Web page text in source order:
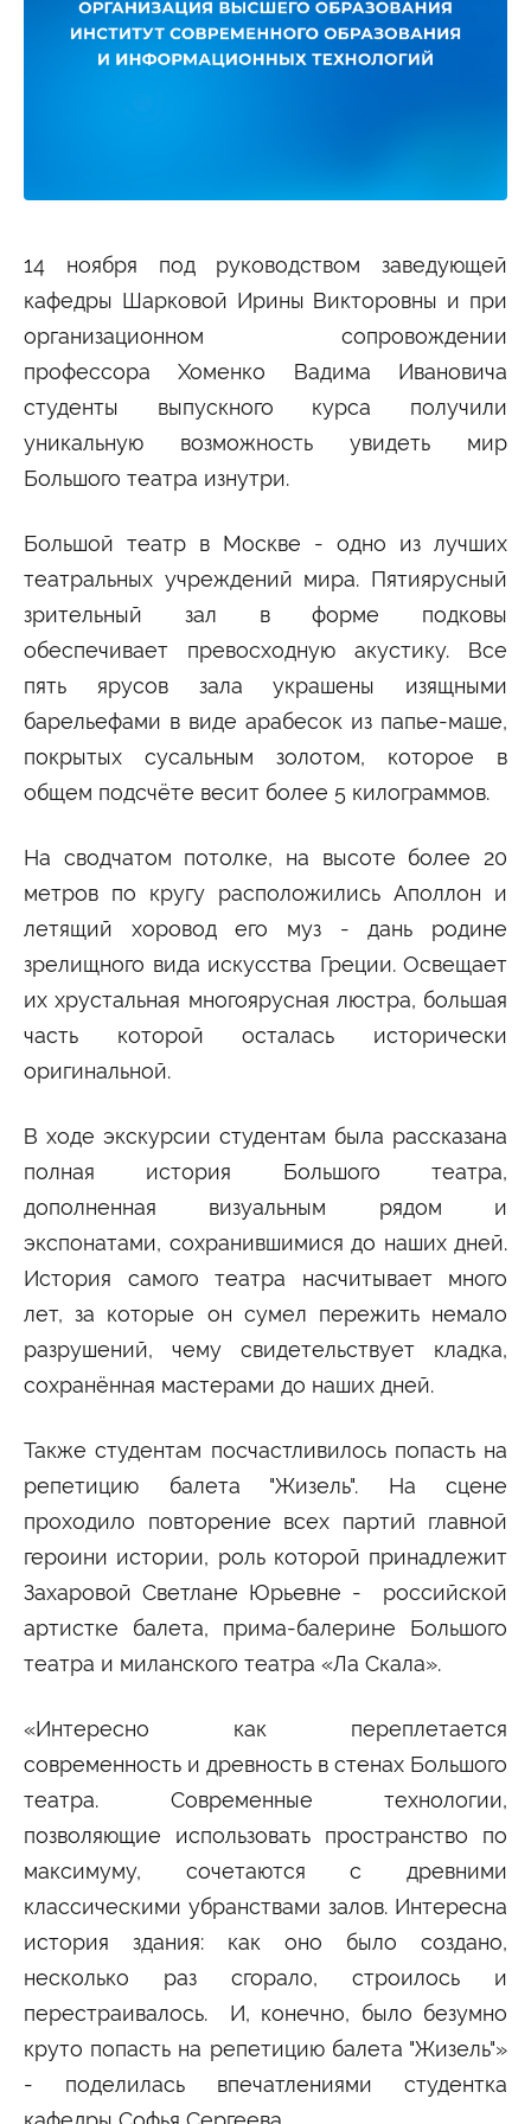
Студенту
Военно-учетный стол Миграционный учет
Библиотека
Статьи
Второе высшее
Формы обучения
Очная форма обучения
Очно-заочная форма обучения
Заочная форма обучения
Мероприятия
Дни открытых дверей
Университетские субботы
Контакты
Администрация
+7 (495) 795-00-11
Приёмная комиссия
+7 (495) 795-00-10
Подписаться на нас

Министерство науки и высшего образования
Министерство просвещения Российской
Федерации
Сведения об образовательной организации
14 ноября под руководством заведующей
кафедры Шарковой Ирины Викторовны и при
организационном сопровождении
профессора Хоменко Вадима Ивановича
студенты выпускного курса получили
уникальную возможность увидеть мир
Большого театра изнутри.
Большой театр в Москве - одно из лучших
театральных учреждений мира. Пятиярусный
зрительный зал в форме подковы
обеспечивает превосходную акустику. Все
пять ярусов зала украшены изящными
барельефами в виде арабесок из папье-маше,
покрытых сусальным золотом, которое в
общем подсчёте весит более 5 килограммов.
На сводчатом потолке, на высоте более 20
метров по кругу расположились Аполлон и
летящий хоровод его муз - дань родине
зрелищного вида искусства Греции. Освещает
их хрустальная многоярусная люстра, большая
часть которой осталась исторически
оригинальной.
В ходе экскурсии студентам была рассказана
полная история Большого театра,
дополненная визуальным рядом и
экспонатами, сохранившимися до наших дней.
История самого театра насчитывает много
лет, за которые он сумел пережить немало
разрушений, чему свидетельствует кладка,
сохранённая мастерами до наших дней.
Также студентам посчастливилось попасть на
репетицию балета "Жизель". На сцене
проходило повторение всех партий главной
героини истории, роль которой принадлежит
Захаровой Светлане Юрьевне - российской
артистке балета, прима-балерине Большого
театра и миланского театра «Ла Скала».
«Интересно как переплетается
современность и древность в стенах Большого
театра. Современные технологии,
позволяющие использовать пространство по
максимуму, сочетаются с древними
классическими убранствами залов. Интересна
история здания: как оно было создано,
несколько раз сгорало, строилось и
перестраивалось. И, конечно, было безумно
круто попасть на репетицию балета "Жизель"»
- поделилась впечатлениями студентка